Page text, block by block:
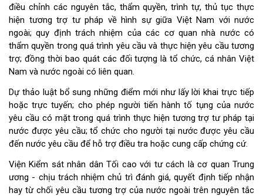
điều chỉnh các nguyên tắc, thẩm quyền, trình tự, thủ tục thực
hiện tương trợ tư pháp về hình sự giữa Việt Nam với nước
ngoài; quy định trách nhiệm của các cơ quan nhà nước có
thẩm quyền trong quá trình yêu cầu và thực hiện yêu cầu tương
trợ; đồng thời bao quát các đối tượng là tổ chức, cá nhân Việt
Nam và nước ngoài có liên quan.
Dự thảo luật bổ sung những điểm mới như lấy lời khai trực tiếp
hoặc trực tuyến; cho phép người tiến hành tố tụng của nước
yêu cầu có mặt trong quá trình thực hiện tương trợ tư pháp tại
nước được yêu cầu; tổ chức cho người tại nước được yêu cầu
đến nước yêu cầu để hỗ trợ điều tra hoặc cung cấp chứng cứ.
Viện Kiểm sát nhân dân Tối cao với tư cách là cơ quan Trung
ương - chịu trách nhiệm chủ trì đánh giá, quyết định tiếp nhận
hay từ chối yêu cầu tương trợ của nước ngoài trên nguyên tắc